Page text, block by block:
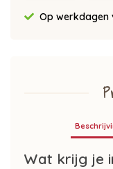
Op werkdagen
Wat krijg je